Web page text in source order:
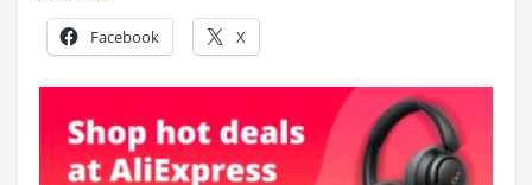
Facebook X